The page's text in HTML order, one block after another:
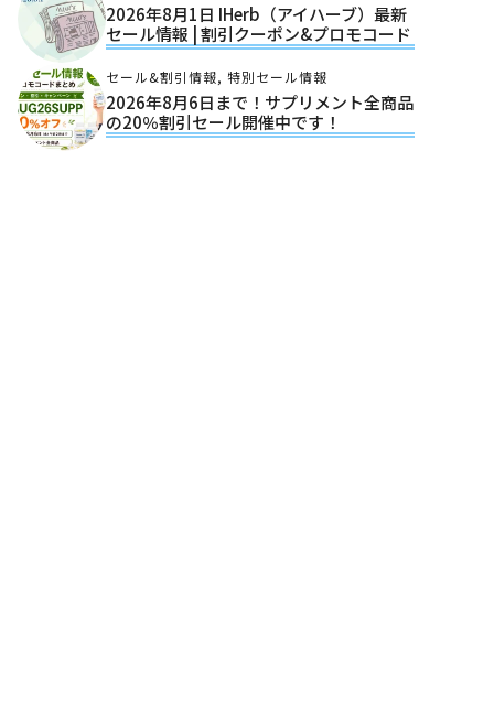
2026年8月1日 IHerb（アイハーブ）最新
セール情報 | 割引クーポン&プロモコード
セール&割引情報, 特別セール情報
2026年8月6日まで！サプリメント全商品
の20％割引セール開催中です！